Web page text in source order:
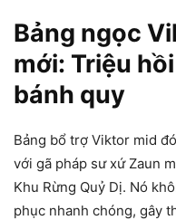
Bảng ngọc
mới: Triệu
bánh quy
Bảng bổ trợ Viktor mid
với gã pháp sư xứ Zaun
Khu Rừng Quỷ Dị. Nó
phục nhanh chóng, gây